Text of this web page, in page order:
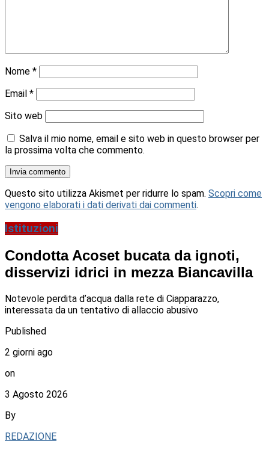
Nome *
Email *
Sito web
Salva il mio nome, email e sito web in questo browser per
la prossima volta che commento.
Questo sito utilizza Akismet per ridurre lo spam. Scopri come
vengono elaborati i dati derivati dai commenti.
Istituzioni
Condotta Acoset bucata da ignoti,
disservizi idrici in mezza Biancavilla
Notevole perdita d’acqua dalla rete di Ciapparazzo,
interessata da un tentativo di allaccio abusivo
Published
2 giorni ago
on
3 Agosto 2026
By
REDAZIONE